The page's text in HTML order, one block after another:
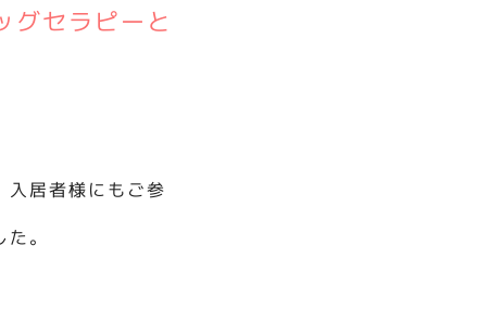
グセラピーと
入居者様にもご参
。